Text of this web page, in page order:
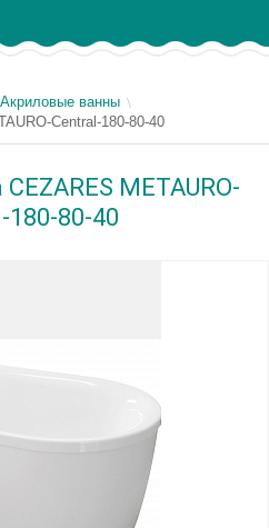
Акриловые ванны
Central-180-80-40
METAURO-
180-80-40